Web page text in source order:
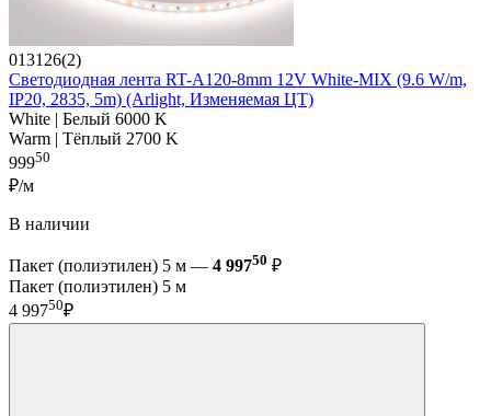
013126(2)
Светодиодная лента RT-A120-8mm 12V White-MIX (9.6 W/m,
IP20, 2835, 5m) (Arlight, Изменяемая ЦТ)
White | Белый 6000 K
Warm | Тёплый 2700 K
99950
₽/м
В наличии
Пакет (полиэтилен) 5 м — 4 99750 ₽
Пакет (полиэтилен) 5 м
4 99750₽